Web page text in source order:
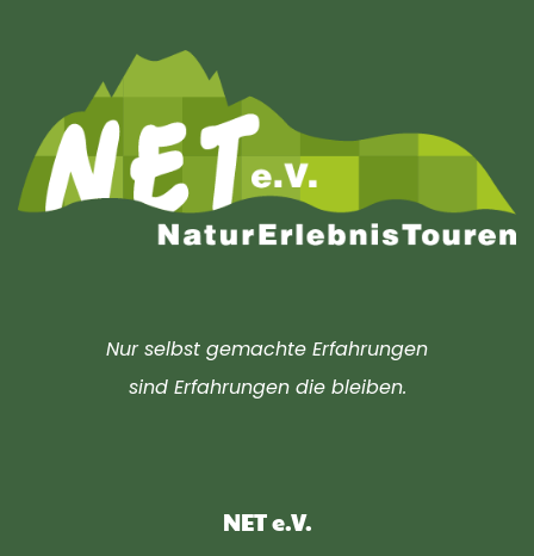
Nur selbst gemachte Erfahrungen
sind Erfahrungen die bleiben.
NET e.V.